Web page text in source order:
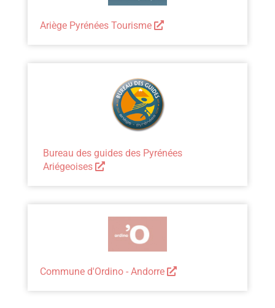
Ariège Pyrénées Tourisme
Bureau des guides des Pyrénées
Ariégeoises
Commune d'Ordino - Andorre